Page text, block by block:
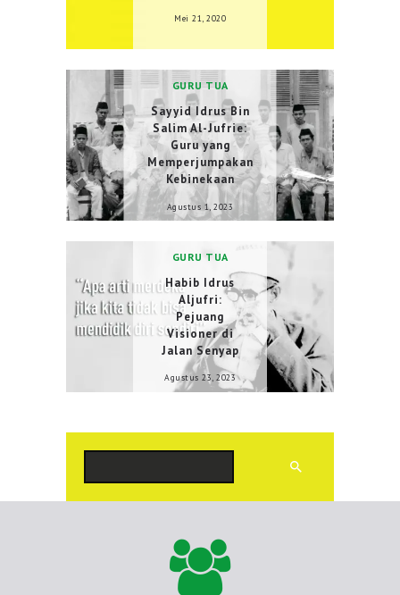
Mei 21, 2020
GURU TUA
Sayyid Idrus Bin
Salim Al-Jufrie:
Guru yang
Memperjumpakan
Kebinekaan
Agustus 1, 2023
GURU TUA
Habib Idrus
Aljufri:
Pejuang
Visioner di
Jalan Senyap
Agustus 23, 2023